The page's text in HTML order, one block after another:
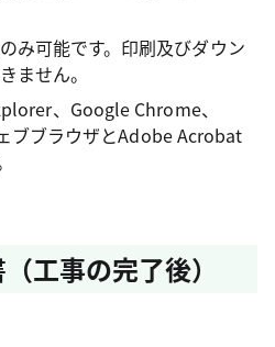
み可能です。印刷及びダウン
ません。
、Google Chrome、
ブブラウザとAdobe Acrobat
工事の完了後）